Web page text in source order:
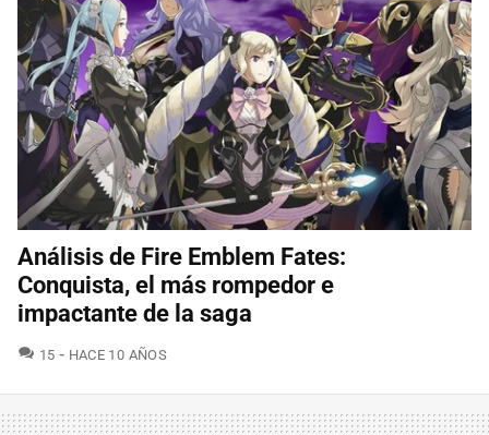
Análisis de Fire Emblem Fates:
Conquista, el más rompedor e
impactante de la saga
15 COMENTARIOS
HACE 10 AÑOS